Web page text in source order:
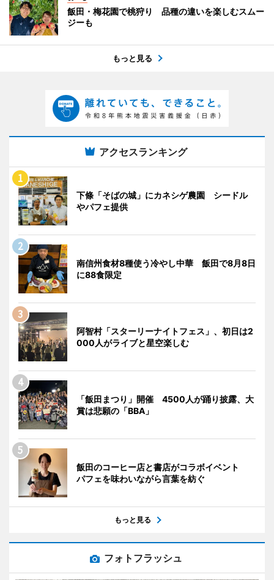
飯田・梅花園で桃狩り 品種の違いを楽しむスムー
ジーも
もっと見る
アクセスランキング
下條「そばの城」にカネシゲ農園 シードル
やパフェ提供
南信州食材8種使う冷やし中華 飯田で8月8日
に88食限定
阿智村「スターリーナイトフェス」、初日は2
000人がライブと星空楽しむ
「飯田まつり」開催 4500人が踊り披露、大
賞は悲願の「BBA」
飯田のコーヒー店と書店がコラボイベント
パフェを味わいながら言葉を紡ぐ
もっと見る
フォトフラッシュ